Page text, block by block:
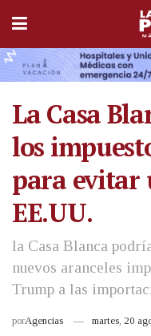
La Casa
los
para evitar
EE.UU.
la Casa Blanca
nuevos aranceles
Trump a las
porAgencias martes, 20